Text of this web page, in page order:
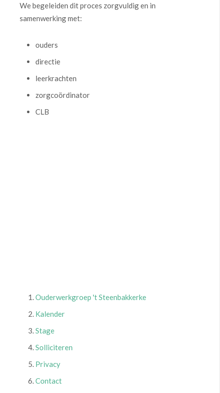
We begeleiden dit proces zorgvuldig en in
samenwerking met:
ouders
directie
leerkrachten
zorgcoördinator
CLB
Ouderwerkgroep 't Steenbakkerke
Kalender
Stage
Solliciteren
Privacy
Contact